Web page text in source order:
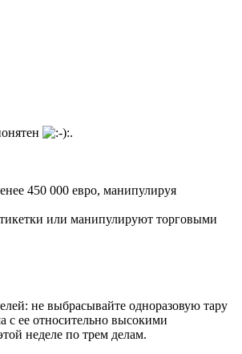
.
450 000 евро, манипулируя
или манипулируют торговыми
не выбрасывайте одноразовую тару
с ее относительно высокими
неделе по трем делам.